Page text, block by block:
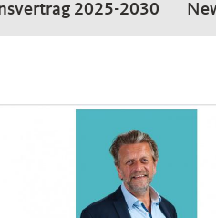
2025-2030